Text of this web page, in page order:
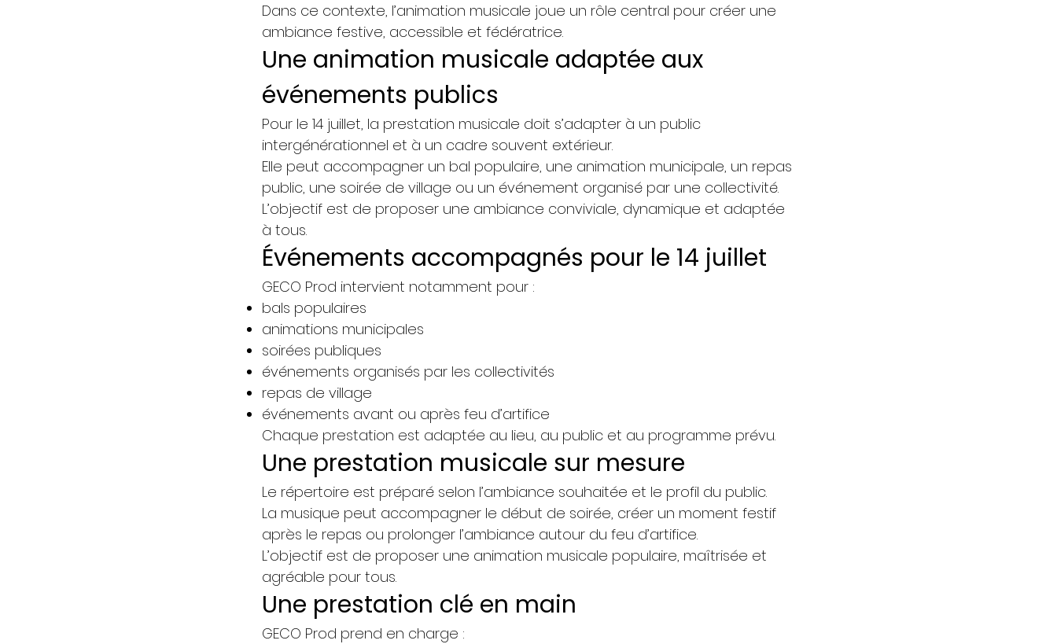
Dans ce contexte, l’animation musicale joue un rôle central pour créer une
ambiance festive, accessible et fédératrice.
Une animation musicale adaptée aux
événements publics
Pour le 14 juillet, la prestation musicale doit s’adapter à un public
intergénérationnel et à un cadre souvent extérieur.
Elle peut accompagner un bal populaire, une animation municipale, un repas
public, une soirée de village ou un événement organisé par une collectivité.
L’objectif est de proposer une ambiance conviviale, dynamique et adaptée
à tous.
Événements accompagnés pour le 14 juillet
GECO Prod intervient notamment pour :
bals populaires
animations municipales
soirées publiques
événements organisés par les collectivités
repas de village
événements avant ou après feu d’artifice
Chaque prestation est adaptée au lieu, au public et au programme prévu.
Une prestation musicale sur mesure
Le répertoire est préparé selon l’ambiance souhaitée et le profil du public.
La musique peut accompagner le début de soirée, créer un moment festif
après le repas ou prolonger l’ambiance autour du feu d’artifice.
L’objectif est de proposer une animation musicale populaire, maîtrisée et
agréable pour tous.
Une prestation clé en main
GECO Prod prend en charge :